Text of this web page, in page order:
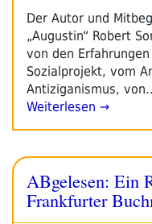
Der Autor und
„Augustin“ Robert
von den
Sozialprojekt, vom
Antiziganismus,
Weiterlesen →
ABgelesen: Ein
Frankfurter